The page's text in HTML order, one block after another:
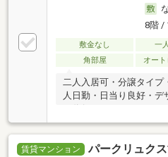
8階 /
敷金なし 一
角部屋
オー
二人入居可・分譲タイプ
人日勤・日当り良好・デ
賃貸マンション パークリュク